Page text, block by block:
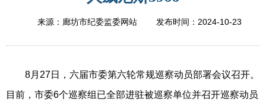
来源：廊坊市纪委监委网站 发布时间： 2024-10-23
8月27日，六届市委第六轮常规巡察动员部署会议召开。
目前，市委6个巡察组已全部进驻被巡察单位并召开巡察动员